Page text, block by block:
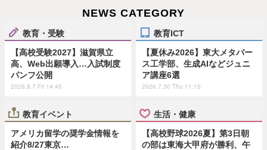
NEWS CATEGORY
教育・受験
【高校受験2027】滋賀県立
高、Web出願導入…入試制度
パンフ公開
2026.8.7 Fri 14:45
教育ICT
【夏休み2026】東大メタバー
ス工学部、生成AIなどジュニ
ア講座6選
2026.7.30 Thu 11:15
教育イベント
アメリカ留学の奨学金情報を
紹介8/27東京…
生活・健康
【高校野球2026夏】第3日朝
の部は東海大甲府が勝利、午